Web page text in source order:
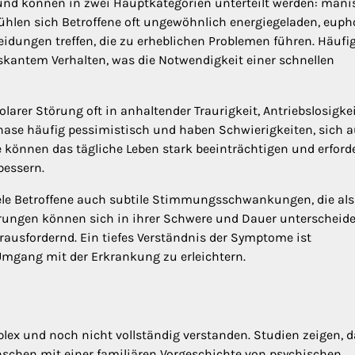
sich Betroffene oft ungewöhnlich energiegeladen,
treffen, die zu erheblichen Problemen führen.
Verhalten, was die Notwendigkeit einer schnellen
Störung oft in anhaltender Traurigkeit,
häufig pessimistisch und haben Schwierigkeiten, sich
das tägliche Leben stark beeinträchtigen und
Betroffene auch subtile Stimmungsschwankungen, die als
können sich in ihrer Schwere und Dauer
Ein tiefes Verständnis der Symptome ist
mit der Erkrankung zu erleichtern.
und noch nicht vollständig verstanden. Studien zeigen,